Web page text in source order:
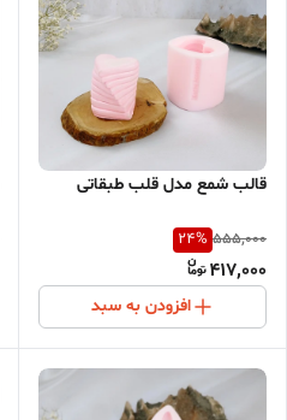
قالب شمع مدل قلب طبقاتی
555,000
24%
417,000
افزودن به سبد